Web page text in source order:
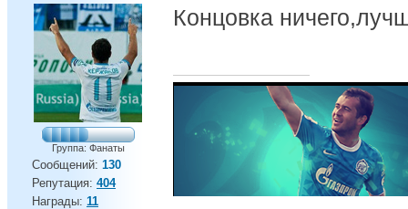
Группа: Фанаты
Сообщений: 130
Репутация: 404
Награды: 11
Концовка